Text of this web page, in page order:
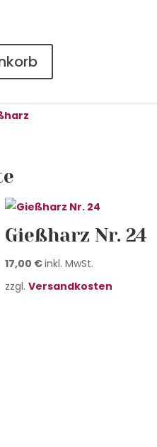
Gießharz Nr. 24
17,00 €inkl. MwSt.
zzgl. Versandkosten